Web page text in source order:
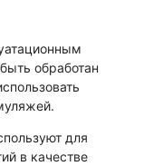
обработан
для
в качестве